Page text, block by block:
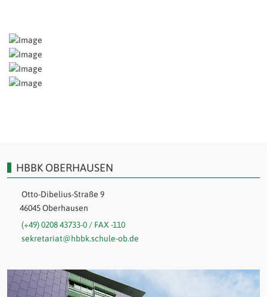
HBBK OBERHAUSEN
Otto-Dibelius-Straße 9
46045 Oberhausen
(+49) 0208 43733-0 / FAX -110
sekretariat@hbbk.schule-ob.de